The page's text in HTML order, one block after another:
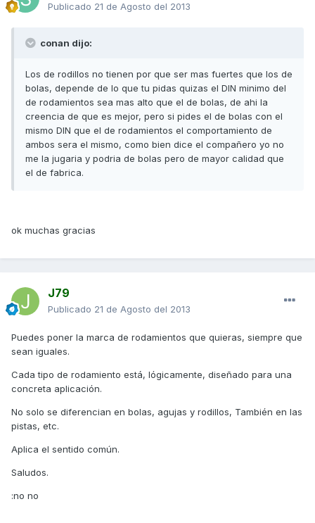
Publicado 21 de Agosto del 2013
conan dijo:
Los de rodillos no tienen por que ser mas fuertes que los de
bolas, depende de lo que tu pidas quizas el DIN minimo del
de rodamientos sea mas alto que el de bolas, de ahi la
creencia de que es mejor, pero si pides el de bolas con el
mismo DIN que el de rodamientos el comportamiento de
ambos sera el mismo, como bien dice el compañero yo no
me la jugaria y podria de bolas pero de mayor calidad que
el de fabrica.
ok muchas gracias
J79
Publicado 21 de Agosto del 2013
Puedes poner la marca de rodamientos que quieras, siempre que
sean iguales.
Cada tipo de rodamiento está, lógicamente, diseñado para una
concreta aplicación.
No solo se diferencian en bolas, agujas y rodillos, También en las
pistas, etc.
Aplica el sentido común.
Saludos.
:no no